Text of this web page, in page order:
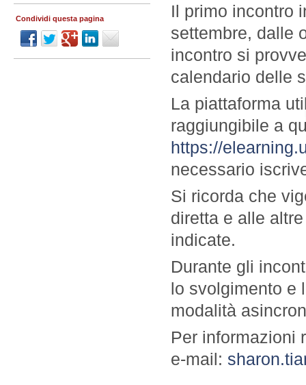
Il primo incontro
settembre, dalle
incontro si
calendario delle
La piattaforma
raggiungibile a
https://
necessario
Si ricorda che
diretta e alle
indicate.
Durante gli
lo svolgimento e
modalità
Per informazioni
e-mail:
Condividi questa pagina